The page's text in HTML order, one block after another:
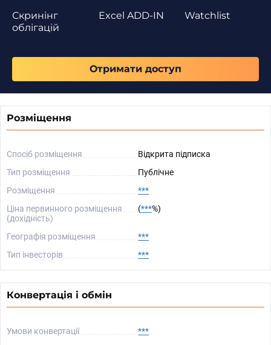
Скринінг
облігацій
Watchlist
Excel ADD-IN
Отримати доступ
Розміщення
Спосіб розміщення
Відкрита підписка
Тип розміщення
Публічне
Розміщення
***
Ціна первинного розміщення
(дохідність)
(***%)
Географія розміщення
***
Тип інвесторів
***
Конвертація і обмін
Умови конвертації ***